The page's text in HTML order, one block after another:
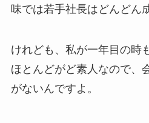
味では若手社長はどんどん
けれども、私が一年目の時
ほとんどがど素人なので、
がないんですよ。